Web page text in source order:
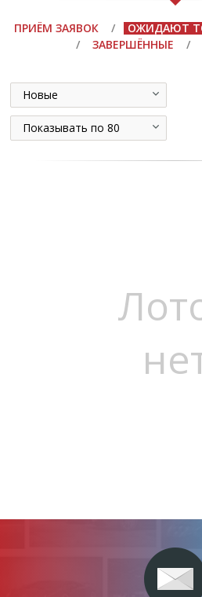
ПРИЁМ ЗАЯВОК / ОЖИДАЮТ
/
ЗАВЕРШЁННЫЕ /
Новые
Показывать по 80